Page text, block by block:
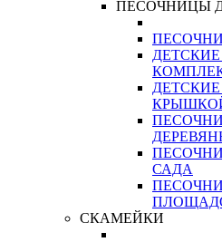
ПЕСОЧНИЦЫ
САДА
СКАМЕЙКИ